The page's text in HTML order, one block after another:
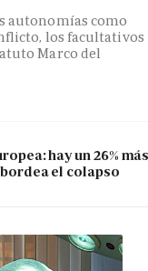
autonomías como
los facultativos
Marco del
hay un 26%
el colapso